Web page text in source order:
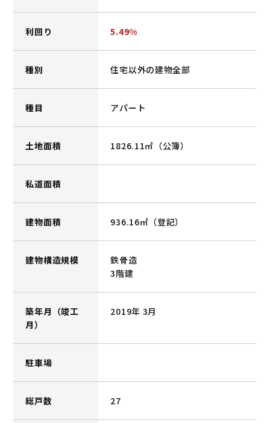
利回り 5.49%
種別 住宅以外の建物全部
種目 アパート
土地面積 1826.11㎡（公簿）
私道面積
建物面積 936.16㎡（登記）
建物構造規模
鉄骨造
3階建
築年月（竣工
月）
2019年 3月
駐車場
総戸数 27